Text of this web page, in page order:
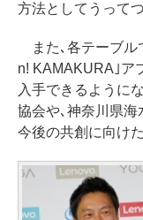
方法としてうって
また､各テーブル
n! KAMAKURA｣ア
入手できるように
協会や､神奈川県海
今後の共創に向け